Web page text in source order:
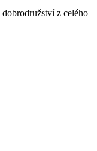
z celého